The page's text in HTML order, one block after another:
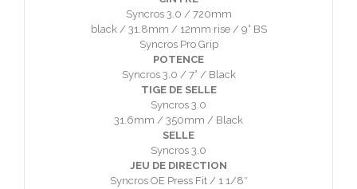
Syncros 3.0 / 720mm
black / 31.8mm / 12mm rise / 9° BS
Syncros Pro Grip
POTENCE
Syncros 3.0 / 7° / Black
TIGE DE SELLE
Syncros 3.0
31.6mm / 350mm / Black
SELLE
Syncros 3.0
JEU DE DIRECTION
Syncros OE Press Fit / 1 1/8″